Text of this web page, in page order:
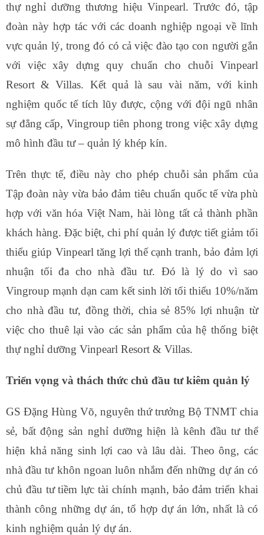
thự nghỉ dưỡng thương hiệu Vinpearl. Trước đó, tập
đoàn này hợp tác với các doanh nghiệp ngoại về lĩnh
vực quản lý, trong đó có cả việc đào tạo con người gắn
với việc xây dựng quy chuẩn cho chuỗi Vinpearl
Resort & Villas. Kết quả là sau vài năm, với kinh
nghiệm quốc tế tích lũy được, cộng với đội ngũ nhân
sự đẳng cấp, Vingroup tiên phong trong việc xây dựng
mô hình đầu tư – quản lý khép kín.
Trên thực tế, điều này cho phép chuỗi sản phẩm của
Tập đoàn này vừa bảo đảm tiêu chuẩn quốc tế vừa phù
hợp với văn hóa Việt Nam, hài lòng tất cả thành phần
khách hàng. Đặc biệt, chi phí quản lý được tiết giảm tối
thiểu giúp Vinpearl tăng lợi thế cạnh tranh, bảo đảm lợi
nhuận tối đa cho nhà đầu tư. Đó là lý do vì sao
Vingroup mạnh dạn cam kết sinh lời tối thiểu 10%/năm
cho nhà đầu tư, đồng thời, chia sẻ 85% lợi nhuận từ
việc cho thuê lại vào các sản phẩm của hệ thống biệt
thự nghỉ dưỡng Vinpearl Resort & Villas.
Triển vọng và thách thức chủ đầu tư kiêm quản lý
GS Đặng Hùng Võ, nguyên thứ trưởng Bộ TNMT chia
sẻ, bất động sản nghỉ dưỡng hiện là kênh đầu tư thể
hiện khả năng sinh lợi cao và lâu dài. Theo ông, các
nhà đầu tư khôn ngoan luôn nhắm đến những dự án có
chủ đầu tư tiềm lực tài chính mạnh, bảo đảm triển khai
thành công những dự án, tổ hợp dự án lớn, nhất là có
kinh nghiệm quản lý dự án.